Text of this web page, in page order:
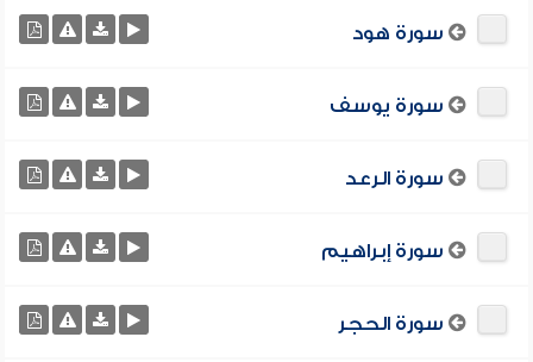
سورة هود
سورة يوسف
سورة الرعد
سورة إبراهيم
سورة الحجر